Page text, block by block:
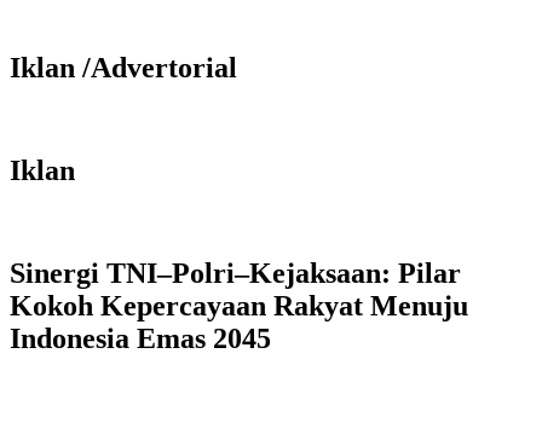
Iklan /Advertorial
Iklan
Sinergi TNI–Polri–Kejaksaan: Pilar
Kokoh Kepercayaan Rakyat Menuju
Indonesia Emas 2045